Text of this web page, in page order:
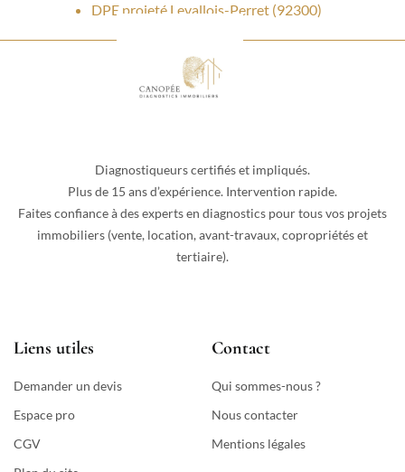
DPE projeté Levallois-Perret (92300)
Diagnostiqueurs certifiés et impliqués.
Plus de 15 ans d’expérience. Intervention rapide.
Faites confiance à des experts en diagnostics pour tous vos projets
immobiliers (vente, location, avant-travaux, copropriétés et
tertiaire).
Liens utiles
Demander un devis
Espace pro
CGV
Contact
Qui sommes-nous ?
Nous contacter
Mentions légales